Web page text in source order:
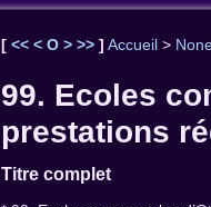
[<<<O>>>] Accueil >
99. Ecoles
prestations
Titre complet